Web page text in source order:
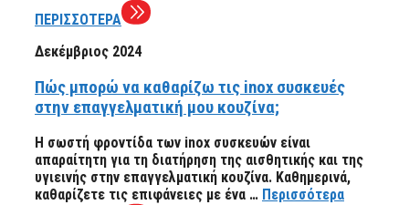
ΠΕΡΙΣΣΟΤΕΡΑ
Δεκέμβριος 2024
Πώς μπορώ να καθαρίζω τις inox συσκευές
στην επαγγελματική μου κουζίνα;
Η σωστή φροντίδα των inox συσκευών είναι
απαραίτητη για τη διατήρηση της αισθητικής και της
υγιεινής στην επαγγελματική κουζίνα. Καθημερινά,
καθαρίζετε τις επιφάνειες με ένα … Περισσότερα